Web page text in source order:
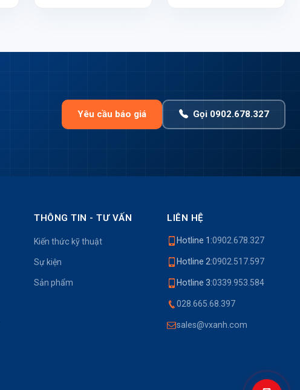
Yêu cầu báo giá Gọi 0902.678.327
THÔNG TIN - TƯ VẤN
Kiến thức kỹ thuật
Sự kiện
Sản phẩm
LIÊN HỆ
Hotline 1:0902.678.327
Hotline 2:0902.517.597
Hotline 3:0339.953.584
028.665.68.397
sales@vxanh.com